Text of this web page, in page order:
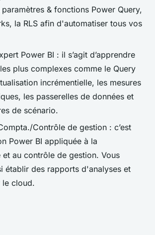
& fonctions Power Query,
la RLS afin d'automatiser tous vos
Power BI : il s’agit d’apprendre
plus complexes comme le Query
incrémentielle, les mesures
les passerelles de données et
de scénario.
Contrôle de gestion : c’est
Power BI appliquée à la
au contrôle de gestion. Vous
établir des rapports d'analyses et
le cloud.